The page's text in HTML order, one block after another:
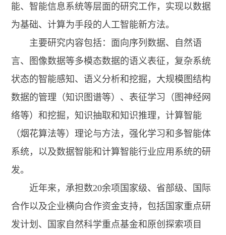
能、智能信息系统等层面的研究工作，实现以数据
为基础、计算为手段的人工智能新方法。
主要研究内容包括：面向序列数据、自然语
言、图像数据等多模态数据的语义表征，复杂系统
状态的智能感知、语义分析和挖掘，大规模图结构
数据的管理（知识图谱等）、表征学习（图神经网
络等）和挖掘，知识抽取和知识推理，计算智能
（烟花算法等）理论与方法，强化学习和多智能体
系统，以及数据智能和计算智能行业应用系统的研
发。
近年来，承担数20余项国家级、省部级、国际
合作以及企业横向合作资金支持，包括国家重点研
发计划、国家自然科学重点基金和原创探索项目